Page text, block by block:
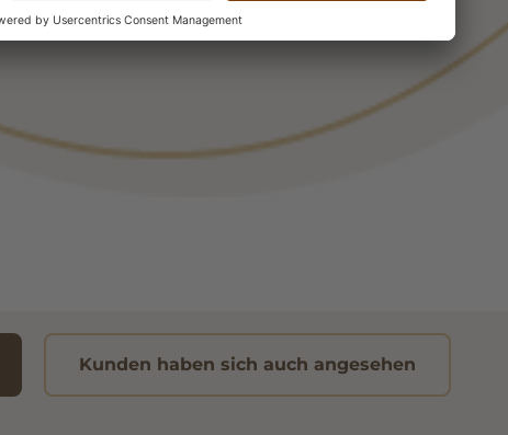
Kunden haben sich auch angesehen